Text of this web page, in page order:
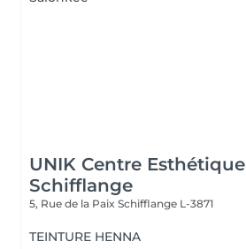
UNIK Centre Esthétique
Schifflange
5, Rue de la Paix Schifflange L-3871
TEINTURE HENNA